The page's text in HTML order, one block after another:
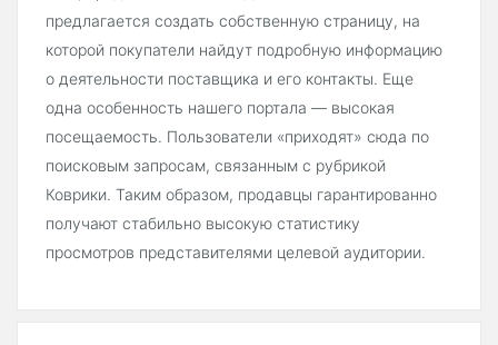
предлагается создать собственную страницу, на
которой покупатели найдут подробную информацию
о деятельности поставщика и его контакты. Еще
одна особенность нашего портала — высокая
посещаемость. Пользователи «приходят» сюда по
поисковым запросам, связанным с рубрикой
Коврики. Таким образом, продавцы гарантированно
получают стабильно высокую статистику
просмотров представителями целевой аудитории.